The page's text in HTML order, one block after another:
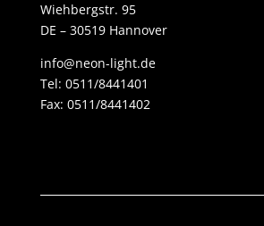
Wiehbergstr. 95
DE – 30519 Hannover
info@neon-light.de
Tel: 0511/8441401
Fax: 0511/8441402